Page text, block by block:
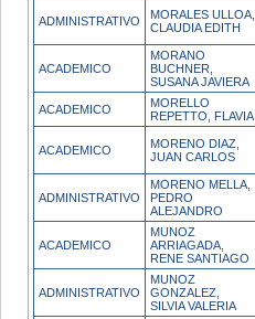
ADMINISTRATIVO
MORALES ULLOA,
CLAUDIA EDITH
ACADEMICO
MORANO
BUCHNER,
SUSANA JAVIERA
ACADEMICO
MORELLO
REPETTO, FLAVIA
ACADEMICO
MORENO DIAZ,
JUAN CARLOS
ADMINISTRATIVO
MORENO MELLA,
PEDRO
ALEJANDRO
ACADEMICO
MUNOZ
ARRIAGADA,
RENE SANTIAGO
ADMINISTRATIVO
MUNOZ
GONZALEZ,
SILVIA VALERIA